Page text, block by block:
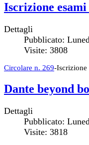
Iscrizione
Dettagli
Pubblicato:
Visite: 3808
Circolare n. 269-Iscrizione
Dante beyond
Dettagli
Pubblicato:
Visite: 3818